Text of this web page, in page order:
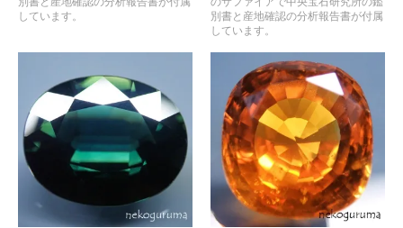
しています。
別書と産地確認の分析報告書が付属
しています。